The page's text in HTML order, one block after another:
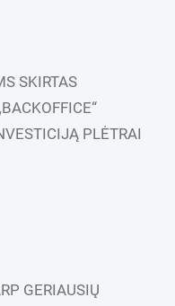
SKIRTAS
PLĖTRAI
GERIAUSIŲ